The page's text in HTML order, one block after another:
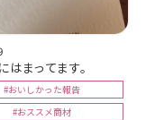
はまってます。
#おいしかった報告
#おススメ商材